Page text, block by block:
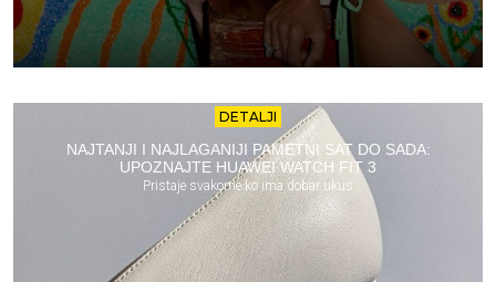
DETALJI
NAJTANJI I NAJLAGANIJI PAMETNI SAT DO SADA:
UPOZNAJTE HUAWEI WATCH FIT 3
Pristaje svakome ko ima dobar ukus